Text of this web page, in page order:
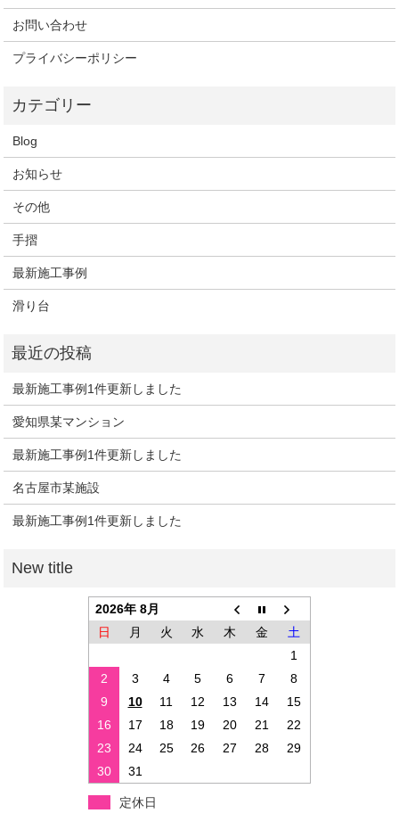
お問い合わせ
プライバシーポリシー
Blog
お知らせ
その他
手摺
最新施工事例
滑り台
最新施工事例1件更新しました
愛知県某マンション
最新施工事例1件更新しました
名古屋市某施設
最新施工事例1件更新しました
2026年 8月
日
月 火 水 木 金
土
1
2
3 4 5 6 7
8
9
10 11 12 13 14
15
16
17 18 19 20 21
22
23
24 25 26 27 28
29
30
31
定休日